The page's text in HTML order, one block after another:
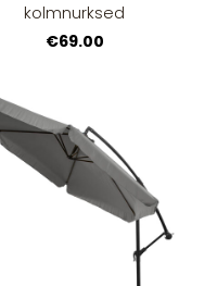
kolmnurksed
€69.00